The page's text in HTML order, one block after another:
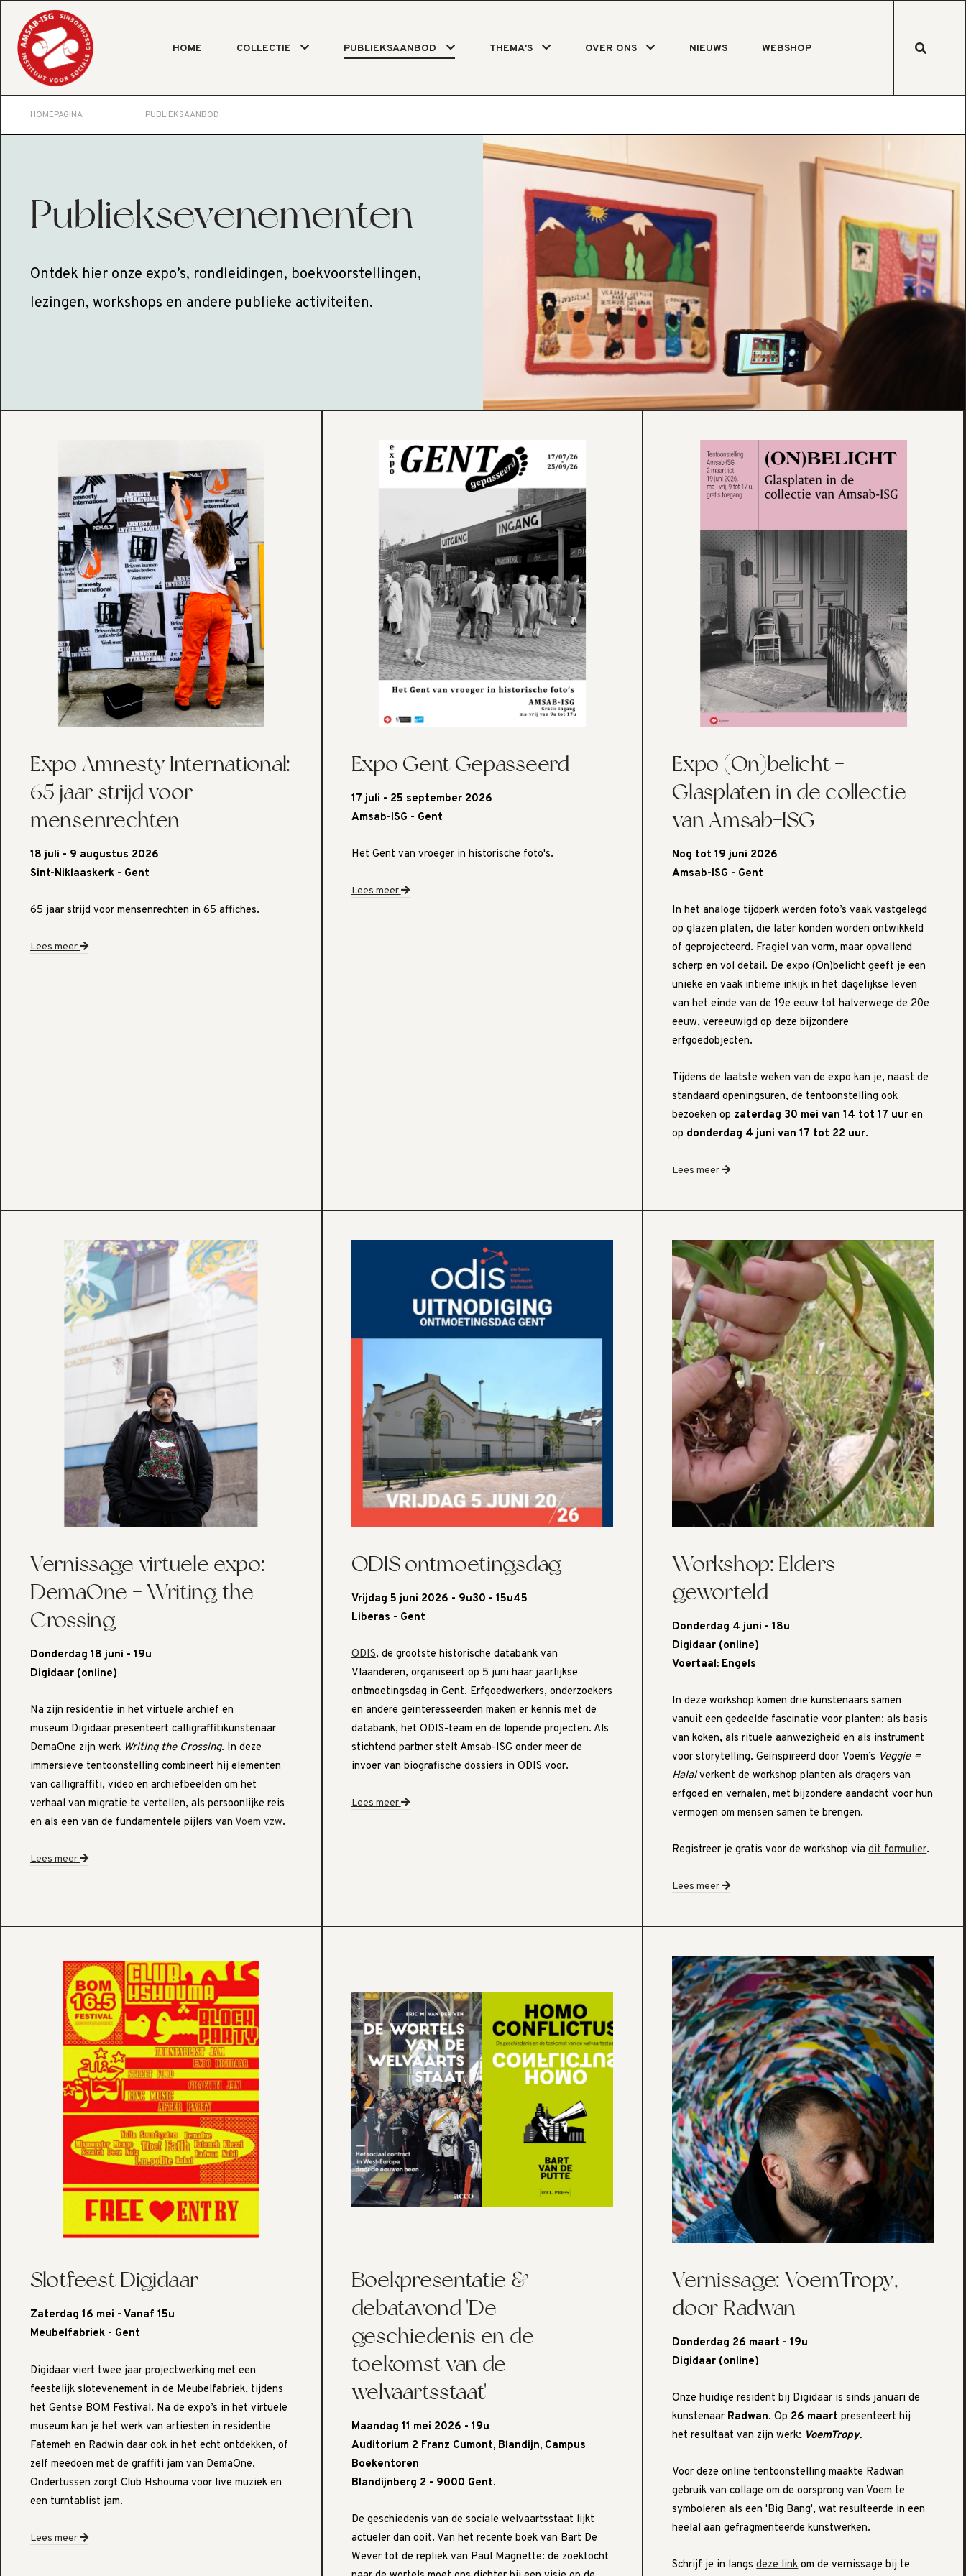
HOME COLLECTIE PUBLIEKSAANBOD THEMA'S OVER ONS NIEUWS WEBSHOP
HOMEPAGINA PUBLIEKSAANBOD
Publieksevenementen
Ontdek hier onze expo’s, rondleidingen, boekvoorstellingen,
lezingen, workshops en andere publieke activiteiten.
Expo Amnesty International:
65 jaar strijd voor
mensenrechten
18 juli - 9 augustus 2026
Sint-Niklaaskerk - Gent
65 jaar strijd voor mensenrechten in 65 affiches.
Lees meer
Expo Gent Gepasseerd
17 juli - 25 september 2026
Amsab-ISG - Gent
Het Gent van vroeger in historische foto's.
Lees meer
Expo (On)belicht -
Glasplaten in de collectie
van Amsab-ISG
Nog tot 19 juni 2026
Amsab-ISG - Gent
In het analoge tijdperk werden foto’s vaak vastgelegd
op glazen platen, die later konden worden ontwikkeld
of geprojecteerd. Fragiel van vorm, maar opvallend
scherp en vol detail. De expo (On)belicht geeft je een
unieke en vaak intieme inkijk in het dagelijkse leven
van het einde van de 19e eeuw tot halverwege de 20e
eeuw, vereeuwigd op deze bijzondere
erfgoedobjecten.
Tijdens de laatste weken van de expo kan je, naast de
standaard openingsuren, de tentoonstelling ook
bezoeken op zaterdag 30 mei van 14 tot 17 uur en
op donderdag 4 juni van 17 tot 22 uur.
Lees meer
Vernissage virtuele expo:
DemaOne - Writing the
Crossing
Donderdag 18 juni - 19u
Digidaar (online)
Na zijn residentie in het virtuele archief en
museum Digidaar presenteert calligraffitikunstenaar
DemaOne zijn werk Writing the Crossing. In deze
immersieve tentoonstelling combineert hij elementen
van calligraffiti, video en archiefbeelden om het
verhaal van migratie te vertellen, als persoonlijke reis
en als een van de fundamentele pijlers van Voem vzw.
Lees meer
ODIS ontmoetingsdag
Vrijdag 5 juni 2026 - 9u30 - 15u45
Liberas - Gent
ODIS, de grootste historische databank van
Vlaanderen, organiseert op 5 juni haar jaarlijkse
ontmoetingsdag in Gent. Erfgoedwerkers, onderzoekers
en andere geïnteresseerden maken er kennis met de
databank, het ODIS-team en de lopende projecten. Als
stichtend partner stelt Amsab-ISG onder meer de
invoer van biografische dossiers in ODIS voor.
Lees meer
Workshop: Elders
geworteld
Donderdag 4 juni - 18u
Digidaar (online)
Voertaal: Engels
In deze workshop komen drie kunstenaars samen
vanuit een gedeelde fascinatie voor planten: als basis
van koken, als rituele aanwezigheid en als instrument
voor storytelling. Geïnspireerd door Voem’s Veggie =
Halalverkent de workshop planten als dragers van
erfgoed en verhalen, met bijzondere aandacht voor hun
vermogen om mensen samen te brengen.
Registreer je gratis voor de workshop viadit formulier.
Lees meer
Slotfeest Digidaar
Zaterdag 16 mei - Vanaf 15u
Meubelfabriek - Gent
Digidaar viert twee jaar projectwerking met een
feestelijk slotevenement in de Meubelfabriek, tijdens
het Gentse BOM Festival. Na de expo’s in het virtuele
museum kan je het werk van artiesten in residentie
Fatemeh en Radwin daar ook in het echt ontdekken, of
zelf meedoen met de graffiti jam van DemaOne.
Ondertussen zorgt Club Hshouma voor live muziek en
een turntablist jam.
Lees meer
Boekpresentatie &
debatavond 'De
geschiedenis en de
toekomst van de
welvaartsstaat'
Maandag 11 mei 2026 - 19u
Auditorium 2 Franz Cumont, Blandijn, Campus
Boekentoren
Blandijnberg 2 - 9000 Gent.
De geschiedenis van de sociale welvaartsstaat lijkt
actueler dan ooit. Van het recente boek van Bart De
Wever tot de repliek van Paul Magnette: de zoektocht
Vernissage: VoemTropy,
door Radwan
Donderdag 26 maart - 19u
Digidaar (online)
Onze huidige resident bij Digidaar is sinds januari de
kunstenaar Radwan. Op 26 maart presenteert hij
het resultaat van zijn werk: VoemTropy.
Voor deze online tentoonstelling maakte Radwan
gebruik van collage om de oorsprong van Voem te
symboleren als een 'Big Bang', wat resulteerde in een
heelal aan gefragmenteerde kunstwerken.
Schrijf je in langsdeze linkom de vernissage bij te